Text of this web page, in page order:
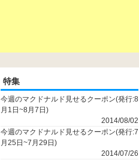
特集
今週のマクドナルド見せるクーポン(発行:8
月1日~8月7日)
2014/08/02
今週のマクドナルド見せるクーポン(発行:7
月25日~7月29日)
2014/07/26